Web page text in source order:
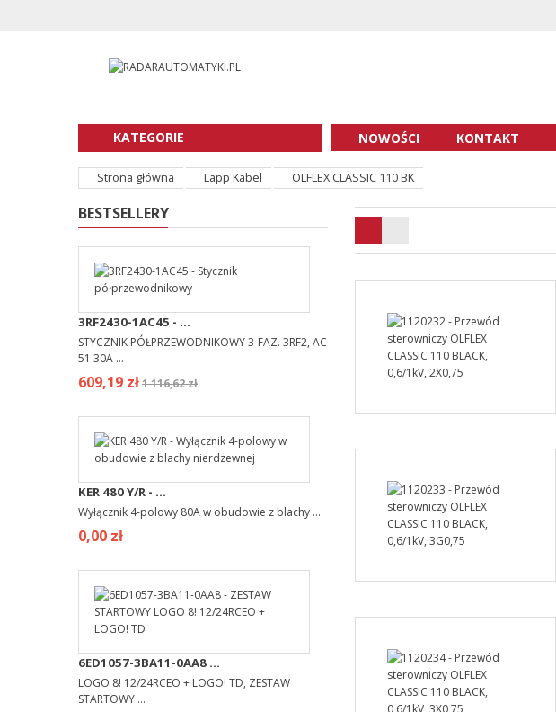
KATEGORIE NOWOŚCI KONTAKT
Strona główna Lapp Kabel OLFLEX CLASSIC 110 BK
BESTSELLERY
3RF2430-1AC45 - ...
STYCZNIK PÓŁPRZEWODNIKOWY 3-FAZ. 3RF2, AC
51 30A ...
609,19 zł1 116,62 zł
KER 480 Y/R - ...
Wyłącznik 4-polowy 80A w obudowie z blachy ...
0,00 zł
6ED1057-3BA11-0AA8 ...
LOGO 8! 12/24RCEO + LOGO! TD, ZESTAW
STARTOWY ...